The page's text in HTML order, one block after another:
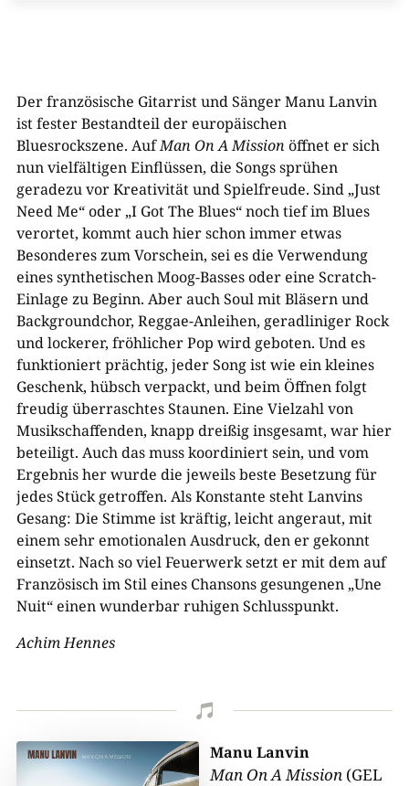
Der französische Gitarrist und Sänger Manu Lanvin
ist fester Bestandteil der europäischen
Bluesrockszene. AufMan On A Mission öffnet er sich
nun vielfältigen Einflüssen, die Songs sprühen
geradezu vor Kreativität und Spielfreude. Sind „Just
Need Me“ oder „I Got The Blues“ noch tief im Blues
verortet, kommt auch hier schon immer etwas
Besonderes zum Vorschein, sei es die Verwendung
eines synthetischen Moog-Basses oder eine Scratch-
Einlage zu Beginn. Aber auch Soul mit Bläsern und
Backgroundchor, Reggae-Anleihen, geradliniger Rock
und lockerer, fröhlicher Pop wird geboten. Und es
funktioniert prächtig, jeder Song ist wie ein kleines
Geschenk, hübsch verpackt, und beim Öffnen folgt
freudig überraschtes Staunen. Eine Vielzahl von
Musikschaffenden, knapp dreißig insgesamt, war hier
beteiligt. Auch das muss koordiniert sein, und vom
Ergebnis her wurde die jeweils beste Besetzung für
jedes Stück getroffen. Als Konstante steht Lanvins
Gesang: Die Stimme ist kräftig, leicht angeraut, mit
einem sehr emotionalen Ausdruck, den er gekonnt
einsetzt. Nach so viel Feuerwerk setzt er mit dem auf
Französisch im Stil eines Chansons gesungenen „Une
Nuit“ einen wunderbar ruhigen Schlusspunkt.
Achim Hennes

Manu Lanvin
Man On A Mission (GEL